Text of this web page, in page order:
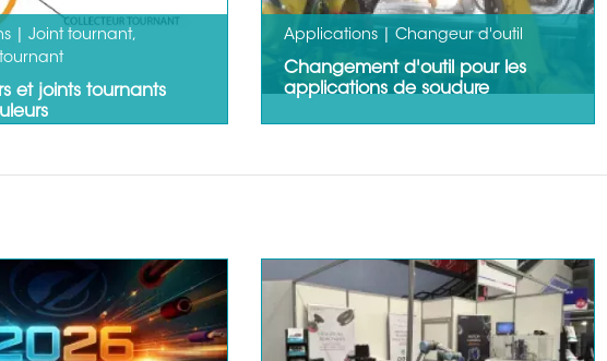
| Joint tournant,
et joints tournants
Applications | Changeur d'outil
Changement d'outil pour les
applications de soudure